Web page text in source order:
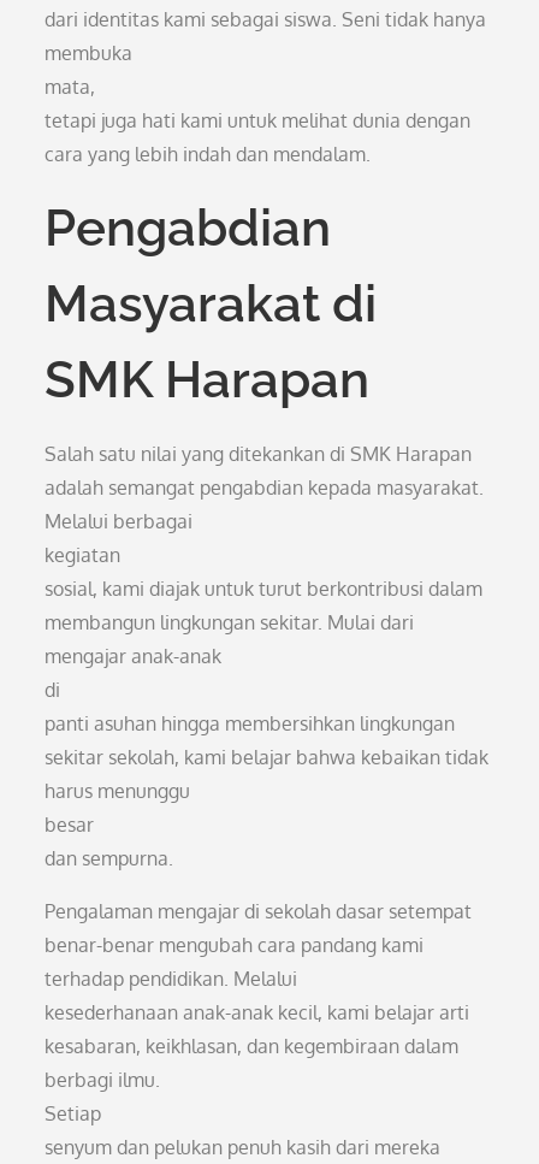
dari identitas kami sebagai siswa. Seni tidak hanya
membuka
mata,
tetapi juga hati kami untuk melihat dunia dengan
cara yang lebih indah dan mendalam.
Pengabdian
Masyarakat di
SMK Harapan
Salah satu nilai yang ditekankan di SMK Harapan
adalah semangat pengabdian kepada masyarakat.
Melalui berbagai
kegiatan
sosial, kami diajak untuk turut berkontribusi dalam
membangun lingkungan sekitar. Mulai dari
mengajar anak-anak
di
panti asuhan hingga membersihkan lingkungan
sekitar sekolah, kami belajar bahwa kebaikan tidak
harus menunggu
besar
dan sempurna.
Pengalaman mengajar di sekolah dasar setempat
benar-benar mengubah cara pandang kami
terhadap pendidikan. Melalui
kesederhanaan anak-anak kecil, kami belajar arti
kesabaran, keikhlasan, dan kegembiraan dalam
berbagi ilmu.
Setiap
senyum dan pelukan penuh kasih dari mereka